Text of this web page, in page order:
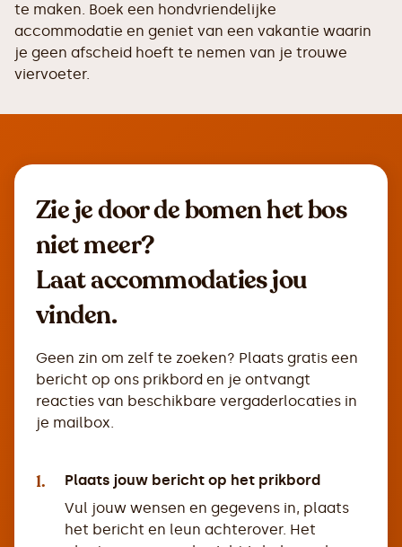
te maken. Boek een hondvriendelijke
accommodatie en geniet van een vakantie waarin
je geen afscheid hoeft te nemen van je trouwe
viervoeter.
Zie je door de bomen het bos
niet meer?
Laat accommodaties jou
vinden.
Geen zin om zelf te zoeken? Plaats gratis een
bericht op ons prikbord en je ontvangt
reacties van beschikbare vergaderlocaties in
je mailbox.
1.
Plaats jouw bericht op het prikbord
Vul jouw wensen en gegevens in, plaats
het bericht en leun achterover. Het